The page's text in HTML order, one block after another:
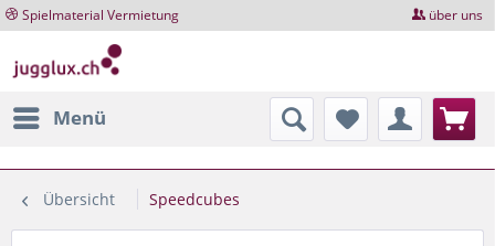
Spielmaterial Vermietung über uns
Menü
Übersicht Speedcubes